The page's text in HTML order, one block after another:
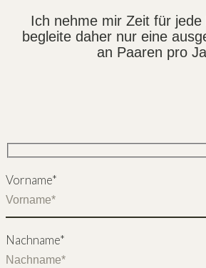
Ich nehme mir Zeit für jede
begleite daher nur eine
an Paaren pro
Vorname*
Nachname*